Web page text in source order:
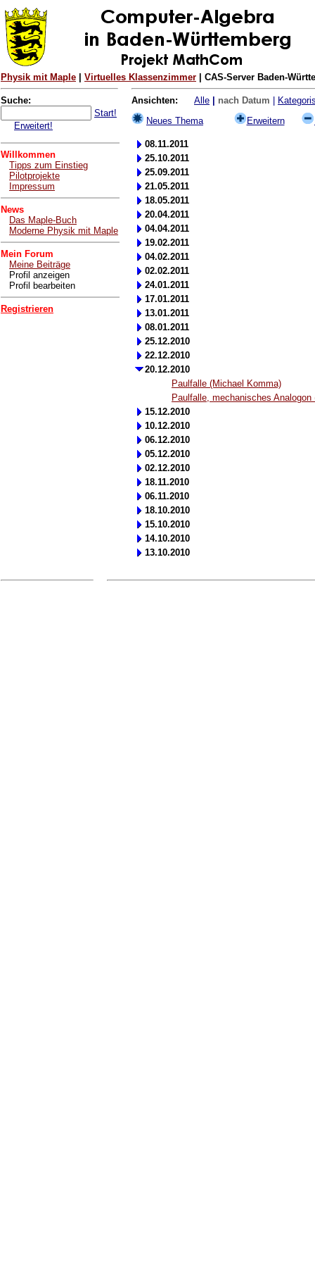
Physik mit Maple Virtuelles Klassenzimmer | CAS-Server Baden-
Suche:
Start!
Erweitert!
Willkommen
Tipps zum Einstieg
Pilotprojekte
Impressum
News
Das Maple-Buch
Moderne Physik mit Maple
Mein Forum
Meine Beiträge
Profil anzeigen
Profil bearbeiten
Registrieren
Ansichten: Alle nach Datum
Neues Thema
Erweitern
08.11.2011
25.10.2011
25.09.2011
21.05.2011
18.05.2011
20.04.2011
04.04.2011
19.02.2011
04.02.2011
02.02.2011
24.01.2011
17.01.2011
13.01.2011
08.01.2011
25.12.2010
22.12.2010
20.12.2010
Paulfalle (Michael Komma)
Paulfalle, mechanisches
15.12.2010
10.12.2010
06.12.2010
05.12.2010
02.12.2010
18.11.2010
06.11.2010
18.10.2010
15.10.2010
14.10.2010
13.10.2010